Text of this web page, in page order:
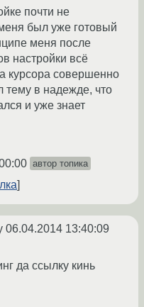
почти не
был уже готовый
меня после
настройки всё
курсора совершенно
тему в надежде, что
и уже знает
автор топика
06.04.2014 13:40:09
да ссылку кинь